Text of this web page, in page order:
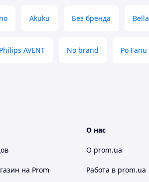
Akuku Без бренда Bella
Philips AVENT No brand Po Fanu
на Prom
О нас
О prom.ua
Работа в prom.ua